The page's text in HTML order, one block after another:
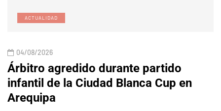
ACTUALIDAD
04/08/2026
Árbitro agredido durante partido
infantil de la Ciudad Blanca Cup en
Arequipa